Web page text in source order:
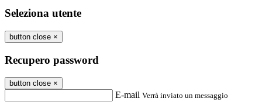
Seleziona utente
button close ×
Recupero password
button close ×
E-mail Verrà inviato un messaggio